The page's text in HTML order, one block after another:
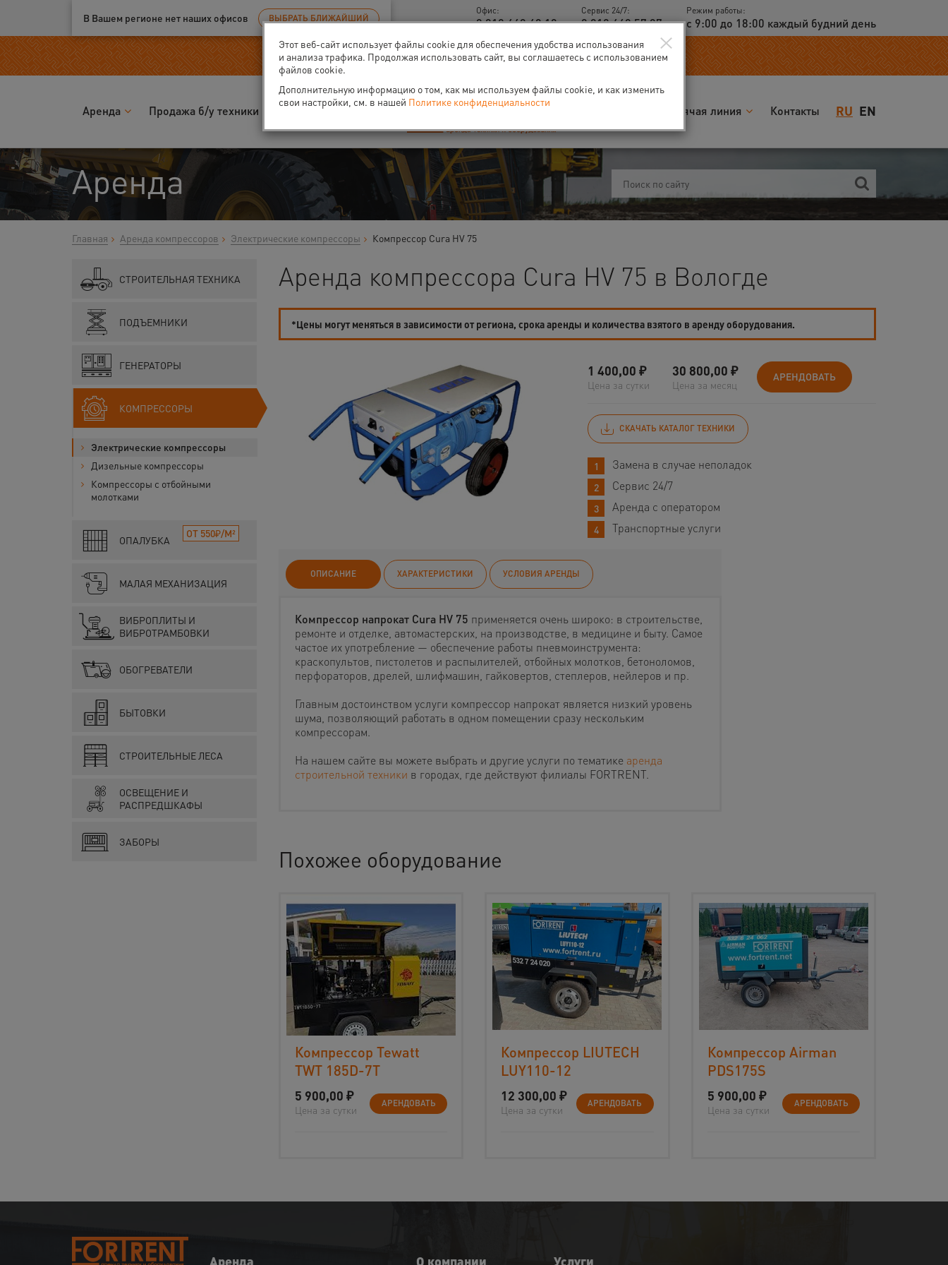
Ваш город:Вологда
В Вашем регионе нет наших офисов ВЫБРАТЬ БЛИЖАЙШИЙ
Офис:
8 812 448 48 18
Сервис 24/7:
8 812 449 57 97
Режим работы:
с 9:00 до 18:00 каждый будний день
Новый прайс-лист с 01.02.2025
RU EN
Аренда Продажа б/у техники Запчасти О нас Горячая линия Контакты
Аренда
Главная Аренда компрессоров Электрические компрессоры Компрессор Cura HV 75
СТРОИТЕЛЬНАЯ ТЕХНИКА
ПОДЪЕМНИКИ
ГЕНЕРАТОРЫ
КОМПРЕССОРЫ
Электрические компрессоры
Дизельные компрессоры
Компрессоры с отбойными
молотками
ОПАЛУБКА
ОТ 550₽/М²
МАЛАЯ МЕХАНИЗАЦИЯ
ВИБРОПЛИТЫ И
ВИБРОТРАМБОВКИ
ОБОГРЕВАТЕЛИ
БЫТОВКИ
СТРОИТЕЛЬНЫЕ ЛЕСА
ОСВЕЩЕНИЕ И
РАСПРЕДШКАФЫ
ЗАБОРЫ
Аренда компрессора Cura HV 75 в Вологде
*Цены могут меняться в зависимости от региона, срока аренды и количества взятого в аренду оборудования.
1 400,00 ₽
Цена за сутки
30 800,00 ₽
Цена за месяц
АРЕНДОВАТЬ
СКАЧАТЬ КАТАЛОГ ТЕХНИКИ
Замена в случае неполадок
Сервис 24/7
Аренда с оператором
Транспортные услуги
ОПИСАНИЕ ХАРАКТЕРИСТИКИ УСЛОВИЯ АРЕНДЫ
Компрессор напрокат Cura HV 75 применяется очень широко: в строительстве,
ремонте и отделке, автомастерских, на производстве, в медицине и быту. Самое
частое их употребление — обеспечение работы пневмоинструмента:
краскопультов, пистолетов и распылителей, отбойных молотков, бетоноломов,
перфораторов, дрелей, шлифмашин, гайковертов, степлеров, нейлеров и пр.
Главным достоинством услуги компрессор напрокат является низкий уровень
шума, позволяющий работать в одном помещении сразу нескольким
компрессорам.
На нашем сайте вы можете выбрать и другие услуги по тематике аренда
строительной техники в городах, где действуют филиалы FORTRENT.
Похожее оборудование
Компрессор Tewatt
TWT 185D-7T
5 900,00 ₽
Цена за сутки
АРЕНДОВАТЬ
Компрессор LIUTECH
LUY110-12
12 300,00 ₽
Цена за сутки
АРЕНДОВАТЬ
Компрессор Airman
PDS175S
5 900,00 ₽
Цена за сутки
АРЕНДОВАТЬ
Аренда О компании Услуги
×
Этот веб-сайт использует файлы cookie для обеспечения удобства использования
и анализа трафика. Продолжая использовать сайт, вы соглашаетесь с использованием
файлов cookie.
Дополнительную информацию о том, как мы используем файлы cookie, и как изменить
свои настройки, см. в нашей Политике конфиденциальности